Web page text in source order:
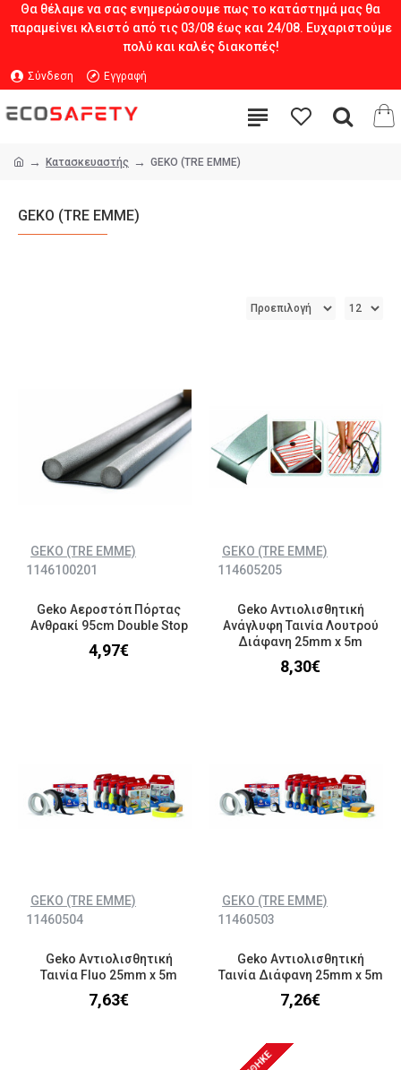
Θα θέλαμε να σας ενημερώσουμε πως το κατάστημά μας θα
παραμείνει κλειστό από τις 03/08 έως και 24/08. Ευχαριστούμε
πολύ και καλές διακοπές!
Σύνδεση Εγγραφή
Κατασκευαστής GEKO (TRE EMME)
GEKO (TRE EMME)
GEKO (TRE EMME)
1146100201
Geko Αεροστόπ Πόρτας
Ανθρακί 95cm Double Stop
4,97€
GEKO (TRE EMME)
114605205
Geko Αντιολισθητική
Ανάγλυφη Ταινία Λουτρού
Διάφανη 25mm x 5m
8,30€
GEKO (TRE EMME)
11460504
Geko Αντιολισθητική
Ταινία Fluo 25mm x 5m
7,63€
GEKO (TRE EMME)
11460503
Geko Αντιολισθητική
Ταινία Διάφανη 25mm x 5m
7,26€